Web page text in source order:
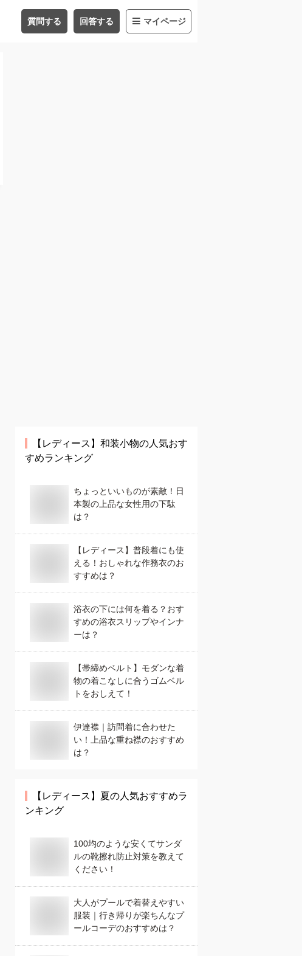
質問する 回答する マイページ
【レディース】 和装小物の人気おす
すめランキング
ちょっといいものが素敵！日
本製の上品な女性用の下駄
は？
【レディース】普段着にも使
える！おしゃれな作務衣のお
すすめは？
浴衣の下には何を着る？おす
すめの浴衣スリップやインナ
ーは？
【帯締めベルト】モダンな着
物の着こなしに合うゴムベル
トをおしえて！
伊達襟｜訪問着に合わせた
い！上品な重ね襟のおすすめ
は？
【レディース】 夏の人気おすすめラ
ンキング
100均のような安くてサンダ
ルの靴擦れ防止対策を教えて
ください！
大人がプールで着替えやすい
服装｜行き帰りが楽ちんなプ
ールコーデのおすすめは？